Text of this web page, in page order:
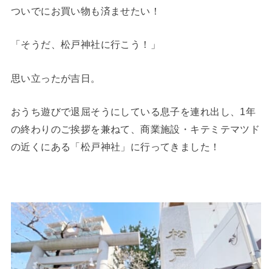
ついでにお買い物も済ませたい！
「そうだ、松戸神社に行こう！」
思い立ったが吉日。
おうち遊びで退屈そうにしている息子を連れ出し、1年
の終わりのご挨拶を兼ねて、商業施設・キテミテマツド
の近くにある「松戸神社」に行ってきました！